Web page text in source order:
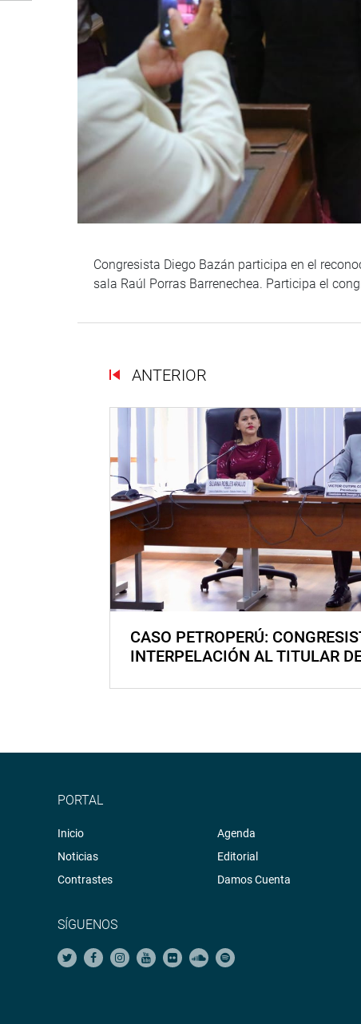
Congresista Diego Bazán participa en el
sala Raúl Porras Barrenechea. Participa el
ANTERIOR
CASO PETROPERÚ:
INTERPELACIÓN AL TITULAR
PORTAL
Inicio
Noticias
Contrastes
Agenda
Editorial
Damos Cuenta
SÍGUENOS